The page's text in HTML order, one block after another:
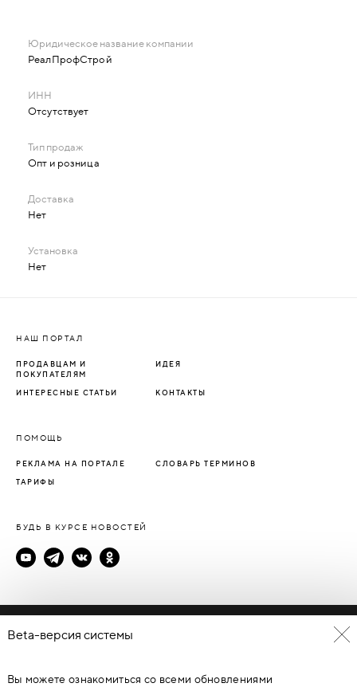
РеалПрофСтрой
Отсутствует
Опт и розница
Нет
Нет
НАШ ПОРТАЛ
ПРОДАВЦАМ И
ПОКУПАТЕЛЯМ
ИДЕЯ
ИНТЕРЕСНЫЕ СТАТЬИ КОНТАКТЫ
ПОМОЩЬ
РЕКЛАМА НА ПОРТАЛЕ СЛОВАРЬ ТЕРМИНОВ
ТАРИФЫ
БУДЬ В КУРСЕ НОВОСТЕЙ
Политика конфиденциальности
© Каталог дверей - DverProf, 2021-2026Материалы сайта
Beta-версия системы
Вы можете ознакомиться со всеми обновлениями